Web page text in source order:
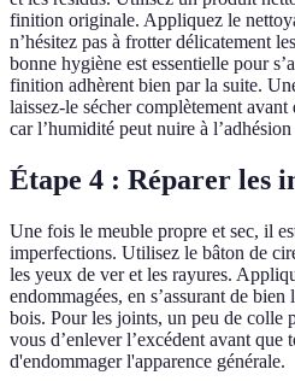
finition originale. Appliquez le
n’hésitez pas à frotter délicatement
bonne hygiène est essentielle pour
finition adhèrent bien par la suite.
laissez-le sécher complètement avant
car l’humidité peut nuire à
Étape 4 : Réparer les
Une fois le meuble propre et sec, il
imperfections. Utilisez le bâton de
les yeux de ver et les rayures.
endommagées, en s’assurant de
bois. Pour les joints, un peu de colle
vous d’enlever l’excédent avant que
d'endommager l'apparence générale.